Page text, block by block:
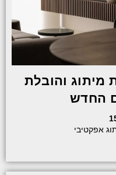
מיתוג והובלת
החדש
אפקטיבי